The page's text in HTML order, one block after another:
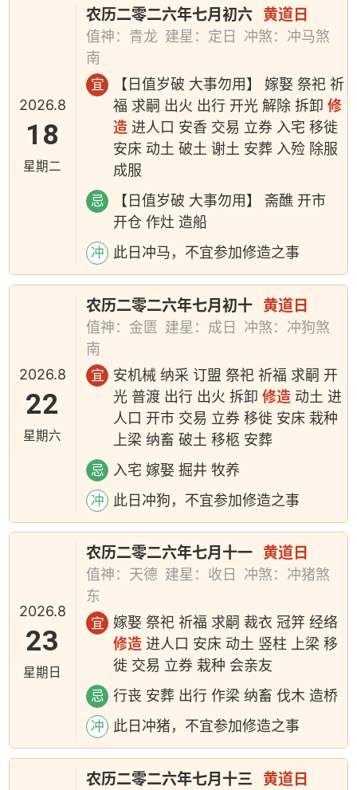
2026.8
18
星期二
农历二零二六年七月初六 黄道日
值神：青龙 建星：定日
冲煞：冲马煞
南
宜
【日值岁破 大事勿用】 嫁娶 祭祀 祈
福 求嗣 出火 出行 开光 解除 拆卸修
造 进人口 安香 交易 立券 入宅 移徙
安床 动土 破土 谢土 安葬 入殓 除服
成服
忌
【日值岁破 大事勿用】 斋醮 开市
开仓 作灶 造船
冲 此日冲马，不宜参加修造之事
2026.8
22
星期六
农历二零二六年七月初十 黄道日
值神：金匮 建星：成日
冲煞：冲狗煞
南
宜
安机械 纳采 订盟 祭祀 祈福 求嗣 开
光 普渡 出行 出火 拆卸修造 动土 进
人口 开市 交易 立券 移徙 安床 栽种
上梁 纳畜 破土 移柩 安葬
忌 入宅 嫁娶 掘井 牧养
冲 此日冲狗，不宜参加修造之事
2026.8
23
星期日
农历二零二六年七月十一 黄道日
值神：天德 建星：收日
冲煞：冲猪煞
东
宜
嫁娶 祭祀 祈福 求嗣 裁衣 冠笄 经络
修造 进人口 安床 动土 竖柱 上梁 移
徙 交易 立券 栽种 会亲友
忌 行丧 安葬 出行 作梁 纳畜 伐木 造桥
冲 此日冲猪，不宜参加修造之事
农历二零二六年七月十三 黄道日